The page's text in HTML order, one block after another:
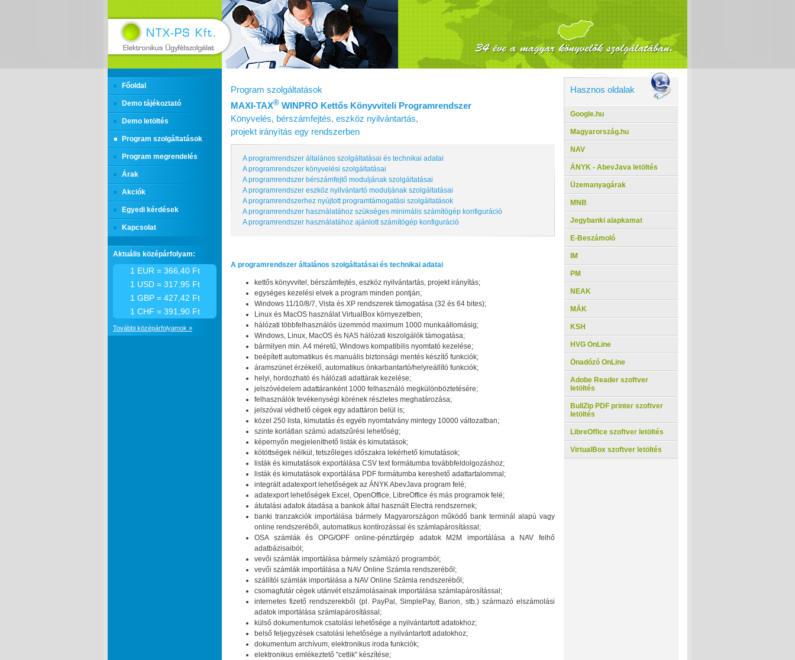
Főoldal
Demo tájékoztató
Demo letöltés
Program szolgáltatások
Program megrendelés
Árak
Akciók
Egyedi kérdések
Kapcsolat
Program szolgáltatások
MAXI‑TAX® WINPRO Kettős Könyvviteli Programrendszer
Könyvelés, bérszámfejtés, eszköz nyilvántartás,
projekt irányítás egy rendszerben
A programrendszer általános szolgáltatásai és technikai adatai
A programrendszer könyvelési szolgáltatásai
A programrendszer bérszámfejtő moduljának szolgáltatásai
A programrendszer eszköz nyilvántartó moduljának szolgáltatásai
A programrendszerhez nyújtott programtámogatási szolgáltatások
A programrendszer használatához szükséges minimális számítógép konfiguráció
A programrendszer használatához ajánlott számítógép konfiguráció
A programrendszer általános szolgáltatásai és technikai adatai
kettős könyvvitel, bérszámfejtés, eszköz nyilvántartás, projekt irányítás;
egységes kezelési elvek a program minden pontján;
Windows 11/10/8/7, Vista és XP rendszerek támogatása (32 és 64 bites);
Linux és MacOS használat VirtualBox környezetben;
hálózati többfelhasználós üzemmód maximum 1000 munkaállomásig;
Windows, Linux, MacOS és NAS hálózati kiszolgálók támogatása;
bármilyen min. A4 méretű, Windows kompatibilis nyomtató kezelése;
beépített automatikus és manuális biztonsági mentés készítő funkciók;
áramszünet érzékelő, automatikus önkarbantartó/helyreállító funkciók;
helyi, hordozható és hálózati adattárak kezelése;
jelszóvédelem adattáranként 1000 felhasználó megkülönböztetésére;
felhasználók tevékenységi körének részletes meghatározása;
jelszóval védhető cégek egy adattáron belül is;
közel 250 lista, kimutatás és egyéb nyomtatvány mintegy 10000 változatban;
szinte korlátlan számú adatszűrési lehetőség;
képernyőn megjeleníthető listák és kimutatások;
kötöttségek nélkül, tetszőleges időszakra lekérhető kimutatások;
listák és kimutatások exportálása CSV text formátumba továbbfeldolgozáshoz;
listák és kimutatások exportálása PDF formátumba kereshető adattartalommal;
integrált adatexport lehetőségek az ÁNYK AbevJava program felé;
adatexport lehetőségek Excel, OpenOffice, LibreOffice és más programok felé;
átutalási adatok átadása a bankok által használt Electra rendszernek;
banki tranzakciók importálása bármely Magyarországon működő bank terminál alapú vagy
online rendszeréből, automatikus kontírozással és számlapárosítással;
OSA számlák és OPG/OPF online-pénztárgép adatok M2M importálása a NAV felhő
adatbázisaiból;
vevői számlák importálása bármely számlázó programból;
vevői számlák importálása a NAV Online Számla rendszeréből;
szállítói számlák importálása a NAV Online Számla rendszeréből;
csomagfutár cégek utánvét elszámolásainak importálása számlapárosítással;
internetes fizető rendszerekből (pl. PayPal, SimplePay, Barion, stb.) származó elszámolási
adatok importálása számlapárosítással;
külső dokumentumok csatolási lehetősége a nyilvántartott adatokhoz;
belső feljegyzések csatolási lehetősége a nyilvántartott adatokhoz;
dokumentum archívum, elektronikus iroda funkciók;
elektronikus emlékeztető "cetlik" készítése;
Hasznos oldalak
Google.hu
Magyarország.hu
NAV
ÁNYK - AbevJava letöltés
Üzemanyagárak
MNB
Jegybanki alapkamat
E-Beszámoló
IM
PM
NEAK
MÁK
KSH
HVG OnLine
Önadózó OnLine
Adobe Reader szoftver
letöltés
BullZip PDF printer szoftver
letöltés
LibreOffice szoftver letöltés
VirtualBox szoftver letöltés
Aktuális középárfolyam:
1 EUR = 366,40 Ft
1 USD = 317,95 Ft
1 GBP = 427,42 Ft
1 CHF = 391,90 Ft
További középárfolyamok »